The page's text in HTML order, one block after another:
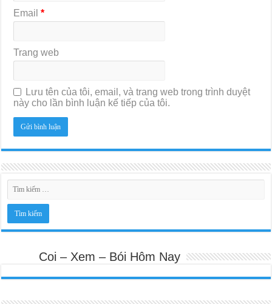
Email*
Trang web
Lưu tên của tôi, email, và trang web trong trình duyệt
này cho lần bình luận kế tiếp của tôi.
Coi – Xem – Bói Hôm Nay